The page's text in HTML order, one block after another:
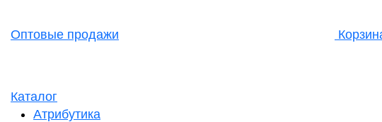
Оптовые продажи
Каталог
Атрибутика